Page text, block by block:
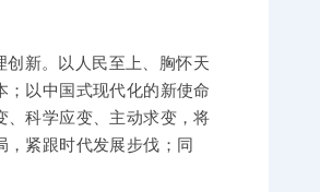
新。以人民至上、胸怀天
以中国式现代化的新使命
、科学应变、主动求变，将
，紧跟时代发展步伐；同